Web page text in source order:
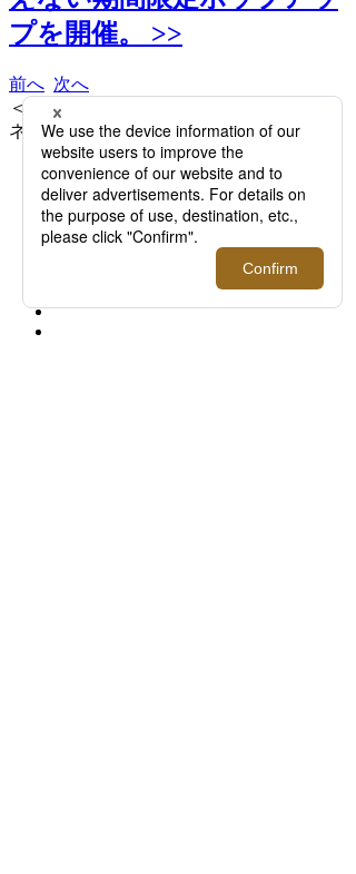
プを開催。 >>
前へ 次へ
＜ブッテロ＞「CANALONE（カナロー
ネ/B10010）」 91,300円